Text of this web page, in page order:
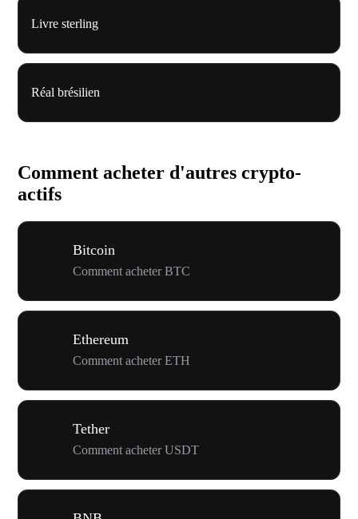
Livre sterling
Réal brésilien
Comment acheter d'autres crypto-
actifs
Bitcoin
Comment acheter BTC
Ethereum
Comment acheter ETH
Tether
Comment acheter USDT